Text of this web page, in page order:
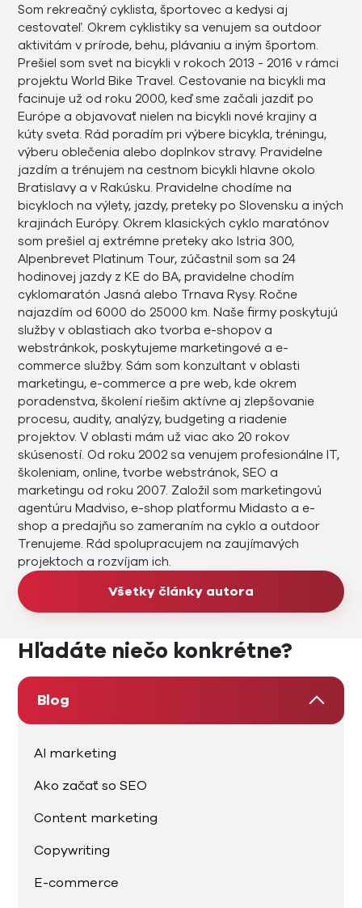
Som rekreačný cyklista, športovec a kedysi aj
cestovateľ. Okrem cyklistiky sa venujem sa outdoor
aktivitám v prírode, behu, plávaniu a iným športom.
Prešiel som svet na bicykli v rokoch 2013 - 2016 v rámci
projektu World Bike Travel. Cestovanie na bicykli ma
facinuje už od roku 2000, keď sme začali jazdiť po
Európe a objavovať nielen na bicykli nové krajiny a
kúty sveta. Rád poradím pri výbere bicykla, tréningu,
výberu oblečenia alebo doplnkov stravy. Pravidelne
jazdím a trénujem na cestnom bicykli hlavne okolo
Bratislavy a v Rakúsku. Pravidelne chodíme na
bicykloch na výlety, jazdy, preteky po Slovensku a iných
krajinách Európy. Okrem klasických cyklo maratónov
som prešiel aj extrémne preteky ako Istria 300,
Alpenbrevet Platinum Tour, zúčastnil som sa 24
hodinovej jazdy z KE do BA, pravidelne chodím
cyklomaratón Jasná alebo Trnava Rysy. Ročne
najazdím od 6000 do 25000 km. Naše firmy poskytujú
služby v oblastiach ako tvorba e-shopov a
webstránkok, poskytujeme marketingové a e-
commerce služby. Sám som konzultant v oblasti
marketingu, e-commerce a pre web, kde okrem
poradenstva, školení riešim aktívne aj zlepšovanie
procesu, audity, analýzy, budgeting a riadenie
projektov. V oblasti mám už viac ako 20 rokov
skúseností. Od roku 2002 sa venujem profesionálne IT,
školeniam, online, tvorbe webstránok, SEO a
marketingu od roku 2007. Založil som marketingovú
agentúru Madviso, e-shop platformu Midasto a e-
shop a predajňu so zameraním na cyklo a outdoor
Trenujeme. Rád spolupracujem na zaujímavých
projektoch a rozvíjam ich.
Všetky články autora
Hľadáte niečo konkrétne?
Blog
AI marketing
Ako začať so SEO
Content marketing
Copywriting
E-commerce